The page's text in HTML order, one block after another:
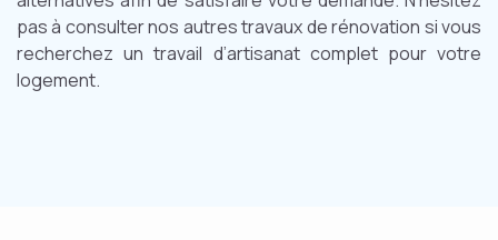
pas à consulter nos autres travaux de rénovation si vous
recherchez un travail d’artisanat complet pour votre
logement.